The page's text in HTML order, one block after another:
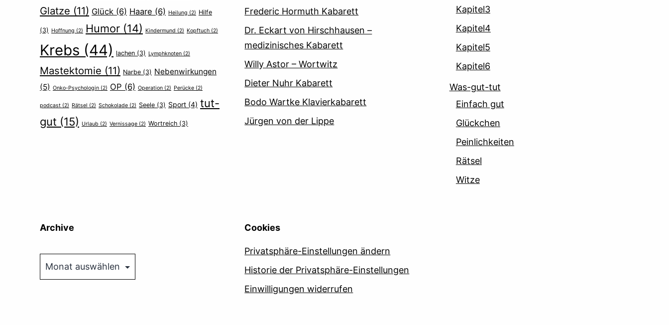
Glatze (11) Glück (6) Haare (6) Heilung (2) Hilfe
(3) Hoffnung (2) Humor (14) Kindermund (2) Kopftuch (2)
Krebs (44) lachen (3) Lymphknoten (2)
Mastektomie (11) Narbe (3) Nebenwirkungen
(5) Onko-Psychologin (2) OP (6) Operation (2) Perücke (2)
podcast (2) Rätsel (2) Schokolade (2) Seele (3) Sport (4) tut-
gut (15) Urlaub (2) Vernissage (2) Wortreich (3)
Frederic Hormuth Kabarett
Dr. Eckart von Hirschhausen –
medizinisches Kabarett
Willy Astor – Wortwitz
Dieter Nuhr Kabarett
Bodo Wartke Klavierkabarett
Jürgen von der Lippe
Kapitel3
Kapitel4
Kapitel5
Kapitel6
Was-gut-tut
Einfach gut
Glückchen
Peinlichkeiten
Rätsel
Witze
Archive Cookies
Privatsphäre-Einstellungen ändern
Historie der Privatsphäre-Einstellungen
Einwilligungen widerrufen